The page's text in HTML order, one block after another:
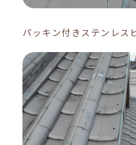
パッキン付きステンレス